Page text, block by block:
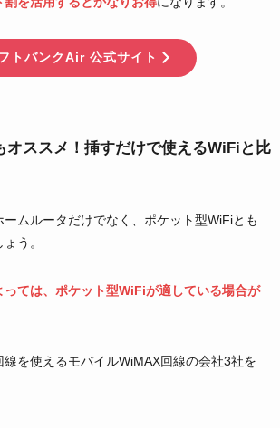
トバンクAir 公式サイト
オススメ！挿すだけで使えるWiFiと比
ムルータだけでなく、ポケット型WiFiとも
う。
っては、ポケット型WiFiが適している場合が
を使えるモバイルWiMAX回線の会社3社を